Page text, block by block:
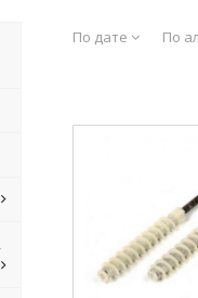
По дате По